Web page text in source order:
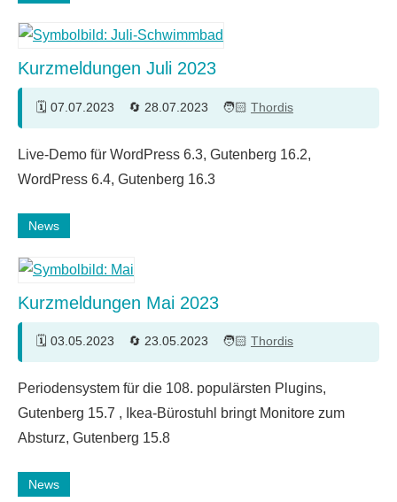
Kurzmeldungen Juli 2023
07.07.2023 28.07.2023 Thordis
Live-Demo für WordPress 6.3, Gutenberg 16.2,
WordPress 6.4, Gutenberg 16.3
News
Kurzmeldungen Mai 2023
03.05.2023 23.05.2023 Thordis
Periodensystem für die 108. populärsten Plugins,
Gutenberg 15.7 , Ikea-Bürostuhl bringt Monitore zum
Absturz, Gutenberg 15.8
News